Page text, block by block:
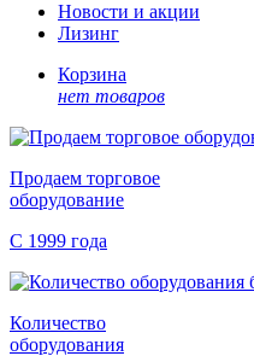
Новости и акции
Лизинг
Корзина
нет товаров
Продаем торговое
оборудование
С 1999 года
Количество
оборудования